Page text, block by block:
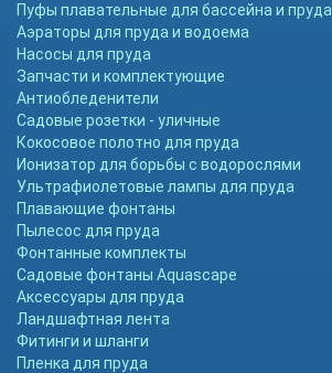
Пуфы плавательные для бассейна и пруда
Аэраторы для пруда и водоема
Насосы для пруда
Запчасти и комплектующие
Антиобледенители
Садовые розетки - уличные
Кокосовое полотно для пруда
Ионизатор для борьбы с водорослями
Ультрафиолетовые лампы для пруда
Плавающие фонтаны
Пылесос для пруда
Фонтанные комплекты
Садовые фонтаны Aquascape
Аксессуары для пруда
Ландшафтная лента
Фитинги и шланги
Пленка для пруда